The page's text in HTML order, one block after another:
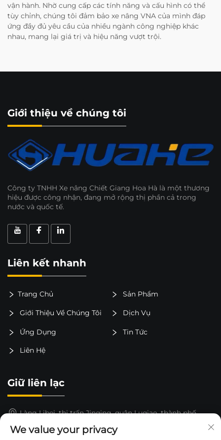
vận hành. Nhờ cung cấp các tính năng và cấu hình có thể
tùy chỉnh, chúng tôi đảm bảo xe nâng VNA của mình đáp
ứng đầy đủ yêu cầu của nhiều ngành công nghiệp khác
nhau, mang lại giá trị và hiệu năng vượt trội.
Giới thiệu về chúng tôi
Công ty TNHH Xe nâng Chiết Giang Hoa Hà là một thương
hiệu được công nhận, đang mở rộng thị phần cả trong
nước và quốc tế.
Liên kết nhanh
Trang Chủ Sản Phẩm
Giới Thiệu Về Chúng Tôi Dịch Vụ
Ứng Dụng Tin Tức
Liên Hệ
Giữ liên lạc
Làng Libei, thị trấn Jinqing, quận Luqiao, thành phố
We value your privacy